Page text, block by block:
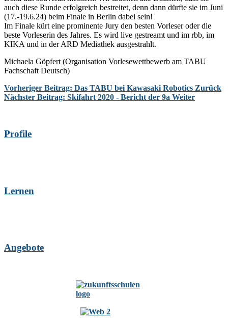
auch diese Runde erfolgreich bestreitet, denn dann dürfte sie im Juni
(17.-19.6.24) beim Finale in Berlin dabei sein!
Im Finale kürt eine prominente Jury den besten Vorleser oder die
beste Vorleserin des Jahres. Es wird live gestreamt und im rbb, im
KIKA und in der ARD Mediathek ausgestrahlt.
Michaela Göpfert (Organisation Vorlesewettbewerb am TABU
Fachschaft Deutsch)
Vorheriger Beitrag: Das TABU bei Kawasaki Robotics Zurück
Nächster Beitrag: Skifahrt 2020 - Bericht der 9a Weiter
Profile
Lernen
Angebote